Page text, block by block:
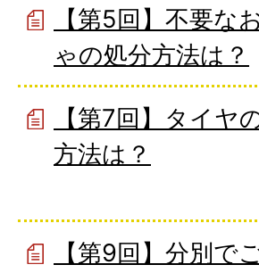
【第5回】不要な
ゃの処分方法は？
【第7回】タイヤ
方法は？
【第9回】分別で